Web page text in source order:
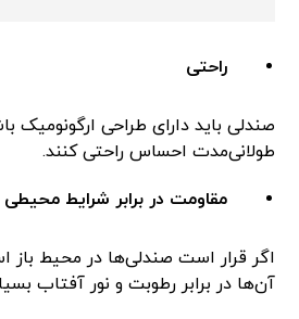
راحتی
صندلی باید دارای طراحی ارگونومیک
طولانی‌مدت احساس راحتی کنند.
مقاومت در برابر شرایط محیطی
اگر قرار است صندلی‌ها در محیط باز
آن‌ها در برابر رطوبت و نور آفتاب